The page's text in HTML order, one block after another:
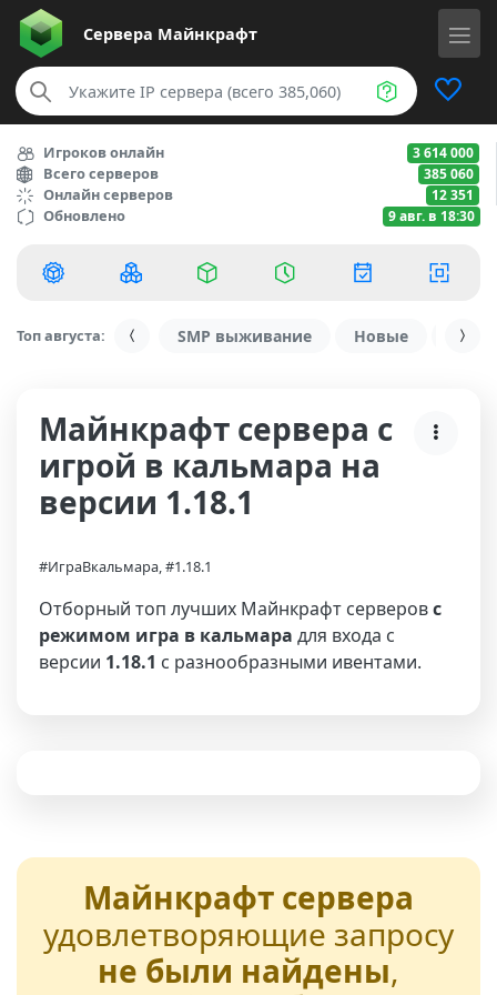
Сервера Майнкрафт
Игроков онлайн 3 614 000
Всего серверов 385 060
Онлайн серверов 12 351
Обновлено 9 авг. в 18:30
Топ августа: SMP выживание Новые С
Майнкрафт сервера с
игрой в кальмара на
версии 1.18.1
#ИграВкальмара, #1.18.1
Отборный топ лучших Майнкрафт серверовс
режимом игра в кальмара для входа с
версии 1.18.1 с разнообразными ивентами.
Майнкрафт сервера
удовлетворяющие запросу
не были найдены,